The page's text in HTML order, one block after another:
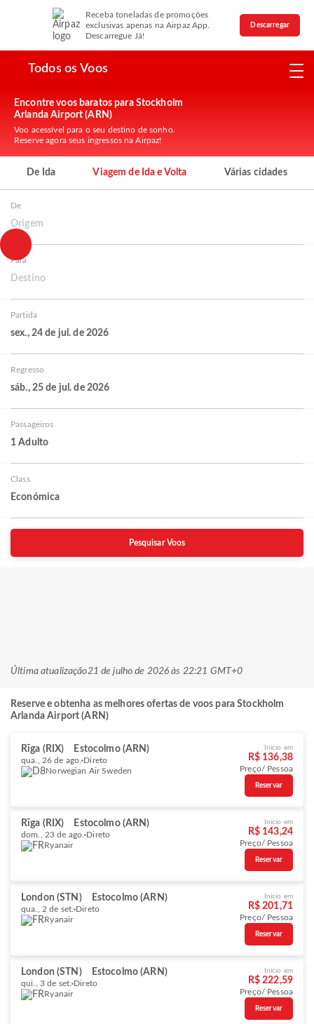
Receba toneladas de promoções
exclusivas apenas na Airpaz App.
Descarregue Já!
Descarregar
Todos os Voos
Encontre voos baratos para Stockholm
Arlanda Airport (ARN)
Voo acessível para o seu destino de sonho.
Reserve agora seus ingressos na Airpaz!
De Ida Viagem de Ida e Volta Várias cidades
De
Origem
Para
Destino
Partida
sex., 24 de jul. de 2026
Regresso
sáb., 25 de jul. de 2026
Passageiros
1 Adulto
Class
Económica
Pesquisar Voos
Última atualização21 de julho de 2026 às 22:21 GMT+0
Reserve e obtenha as melhores ofertas de voos para Stockholm
Arlanda Airport (ARN)
Rīga (RIX) Estocolmo (ARN)
qua., 26 de ago. Direto
Norwegian Air Sweden
Início em
R$ 136,38
Preço/ Pessoa
Reservar
Rīga (RIX) Estocolmo (ARN)
dom., 23 de ago. Direto
Ryanair
Início em
R$ 143,24
Preço/ Pessoa
Reservar
London (STN) Estocolmo (ARN)
qua., 2 de set. Direto
Ryanair
Início em
R$ 201,71
Preço/ Pessoa
Reservar
London (STN) Estocolmo (ARN)
qui., 3 de set. Direto
Ryanair
Início em
R$ 222,59
Preço/ Pessoa
Reservar